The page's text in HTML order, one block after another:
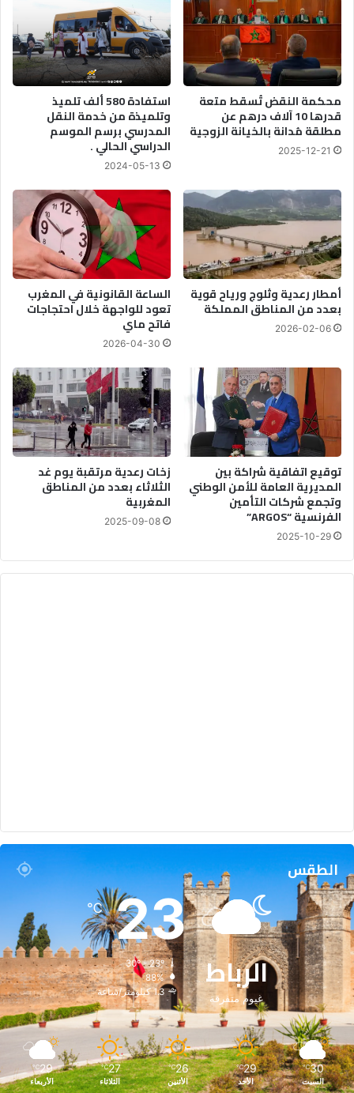
محكمة النقض تُسقط متعة
قدرها 10 آلاف درهم عن
مطلقة مُدانة بالخيانة الزوجية
2025-12-21
استفادة 580 ألف تلميذ
وتلميذة من خدمة النقل
المدرسي برسم الموسم
الدراسي الحالي .
2024-05-13
أمطار رعدية وثلوج ورياح قوية
بعدد من المناطق المملكة
2026-02-06
الساعة القانونية في المغرب
تعود للواجهة خلال احتجاجات
فاتح ماي
2026-04-30
توقيع اتفاقية شراكة بين
المديرية العامة للأمن الوطني
وتجمع شركات التأمين
الفرنسية “ARGOS”
2025-10-29
زخات رعدية مرتقبة يوم غد
الثلاثاء بعدد من المناطق
المغربية
2025-09-08
الطقس
الرباط
غيوم متفرقة
23
℃
30º - 23º
88%
1.3 كيلومتر/ساعة
30
℃
السبت
29
℃
الأحد
26
℃
الأثنين
27
℃
الثلاثاء
29
℃
الأربعاء